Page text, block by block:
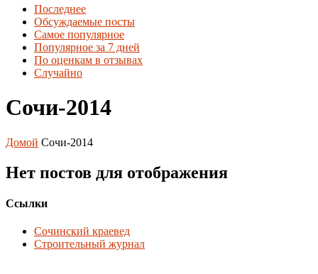
Последнее
Обсуждаемые посты
Самое популярное
Популярное за 7 дней
По оценкам в отзывах
Случайно
Сочи-2014
Домой Сочи-2014
Нет постов для отображения
Ссылки
Сочинский краевед
Строительный журнал